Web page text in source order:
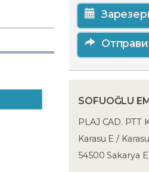
SOFUOĞLU
PLAJ CAD. PTT
Karasu E /
54500 Sakarya E